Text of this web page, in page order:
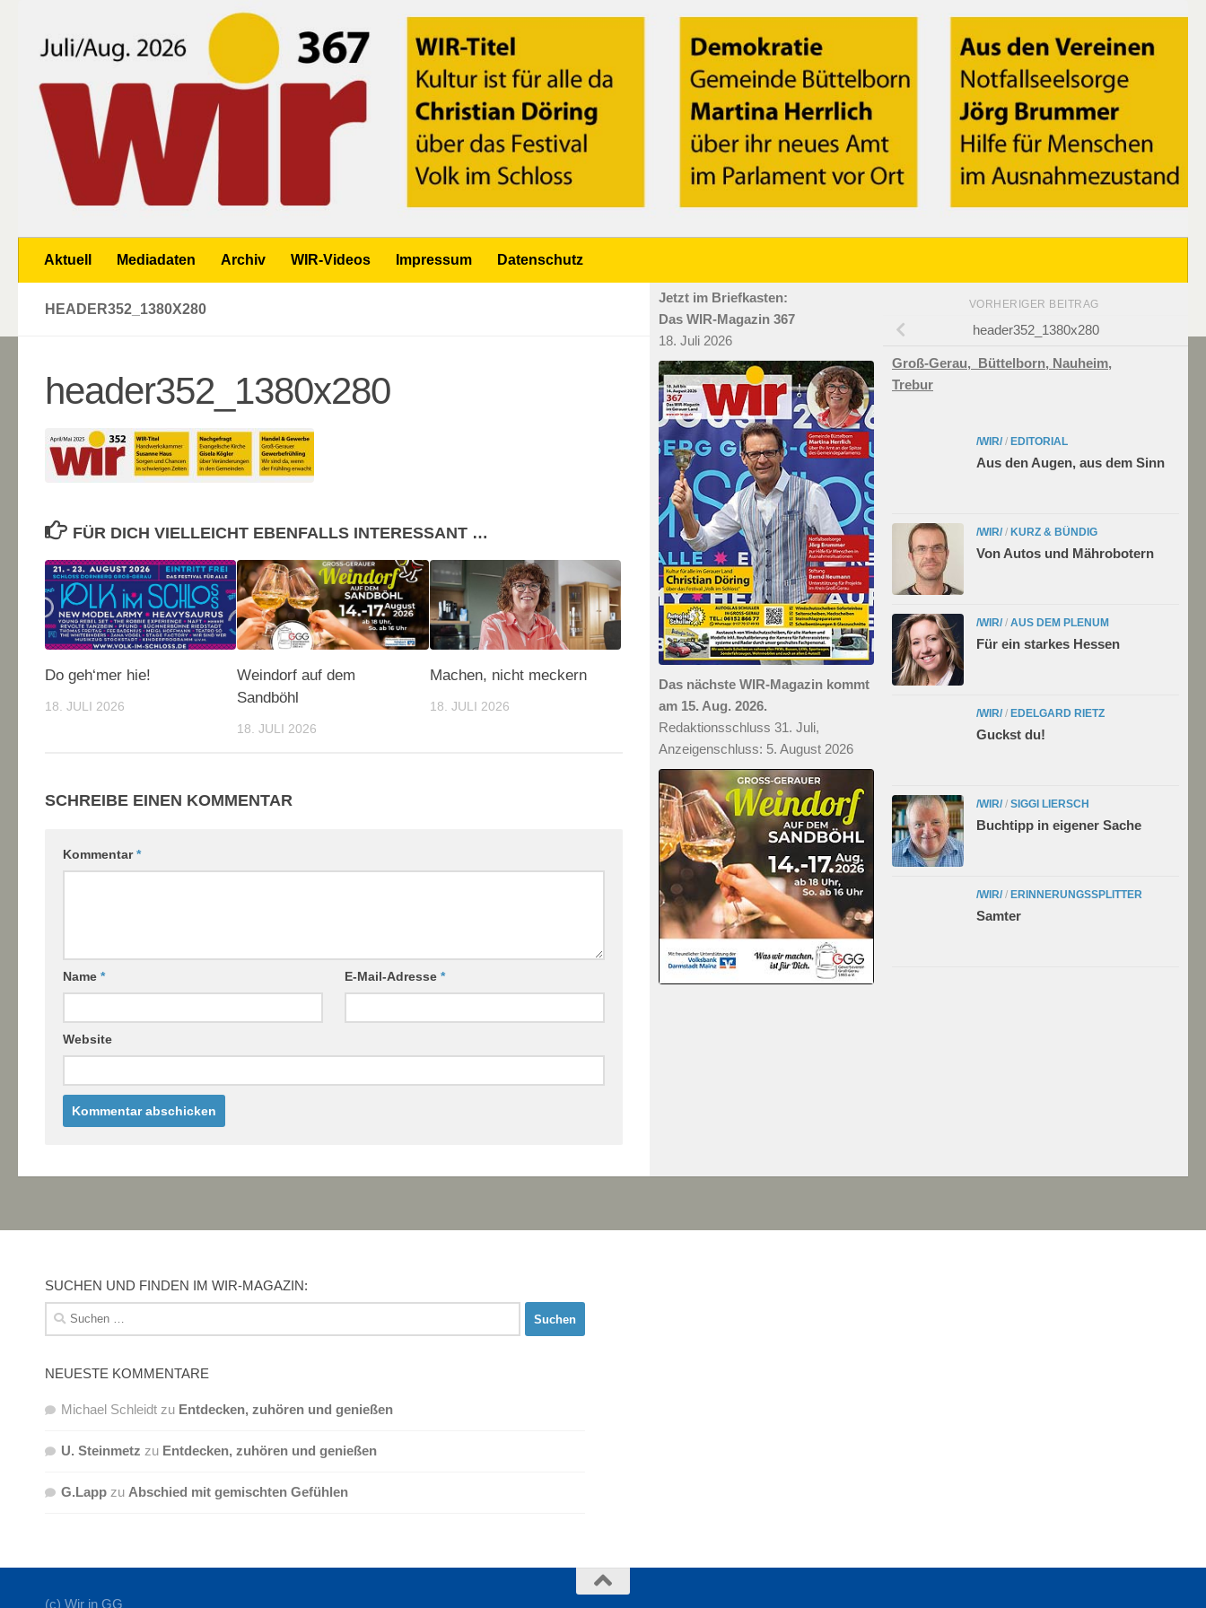
Aktuell Mediadaten Archiv WIR-Videos Impressum Datenschutz
HEADER352_1380X280
header352_1380x280
FÜR DICH VIELLEICHT EBENFALLS INTERESSANT …
Do geh‘mer hie!
18. JULI 2026
Weindorf auf dem
Sandböhl
18. JULI 2026
Machen, nicht meckern
18. JULI 2026
SCHREIBE EINEN KOMMENTAR
Kommentar*
Name * E-Mail-Adresse*
Website
VORHERIGER BEITRAG
header352_1380x280
Groß-Gerau, Büttelborn, Nauheim,
Trebur
/WIR/ / EDITORIAL
Aus den Augen, aus dem Sinn
/WIR/ / KURZ & BÜNDIG
Von Autos und Mährobotern
/WIR/ / AUS DEM PLENUM
Für ein starkes Hessen
/WIR/ / EDELGARD RIETZ
Guckst du!
/WIR/ / SIGGI LIERSCH
Buchtipp in eigener Sache
/WIR/ / ERINNERUNGSSPLITTER
Samter
Jetzt im Briefkasten:
Das WIR-Magazin 367
18. Juli 2026
Das nächste WIR-Magazin kommt
am 15. Aug. 2026.
Redaktionsschluss 31. Juli,
Anzeigenschluss: 5. August 2026
SUCHEN UND FINDEN IM WIR-MAGAZIN:
Suchen
nach:
NEUESTE KOMMENTARE
Michael Schleidt zu Entdecken, zuhören und genießen
U. Steinmetz zu Entdecken, zuhören und genießen
G.Lapp zu Abschied mit gemischten Gefühlen
(c) Wir in GG